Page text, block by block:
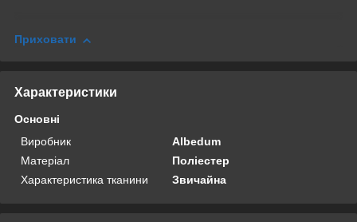
Приховати
Характеристики
Основні
Виробник
Albedum
Матеріал
Поліестер
Характеристика тканини
Звичайна